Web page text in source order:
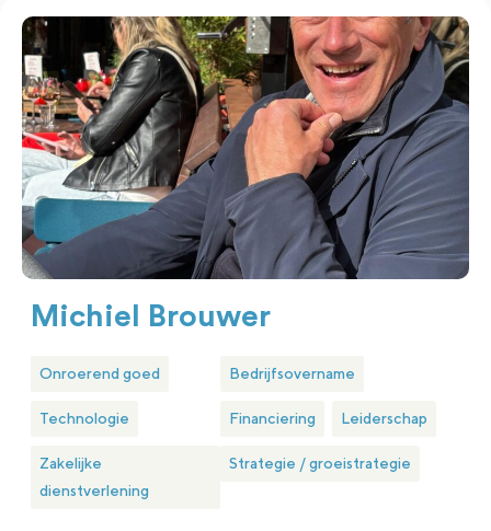
Michiel Brouwer
Onroerend goed
Technologie
Zakelijke
dienstverlening
Bedrijfsovername
Financiering Leiderschap
Strategie / groeistrategie